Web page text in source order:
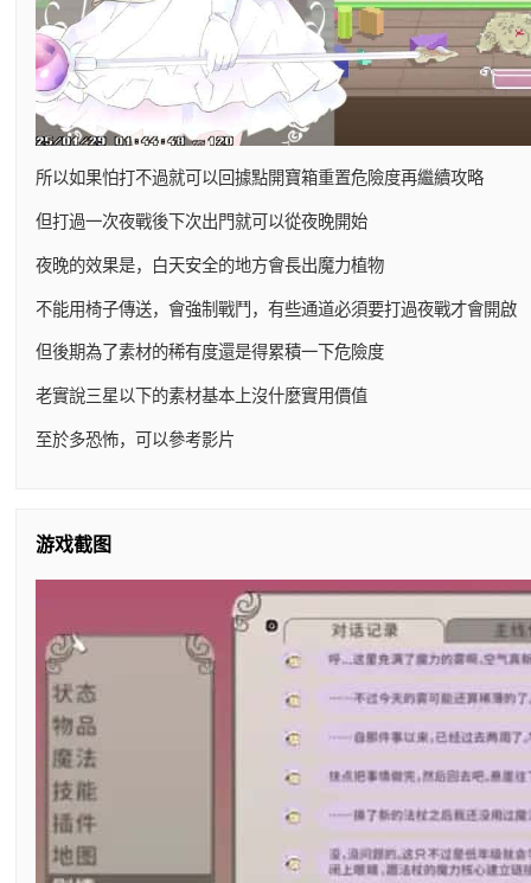
所以如果怕打不過就可以回據點開寶箱重置危險度再繼續攻略
但打過一次夜戰後下次出門就可以從夜晚開始
夜晚的效果是，白天安全的地方會長出魔力植物
不能用椅子傳送，會強制戰鬥，有些通道必須要打過夜戰才會開啟
但後期為了素材的稀有度還是得累積一下危險度
老實說三星以下的素材基本上沒什麼實用價值
至於多恐怖，可以參考影片
游戏截图